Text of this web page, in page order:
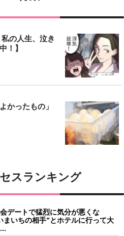
の人生、泣き
！】
かったもの」
スランキング
デートで猛烈に気分が悪くな
まいちの相手”とホテルに行って大